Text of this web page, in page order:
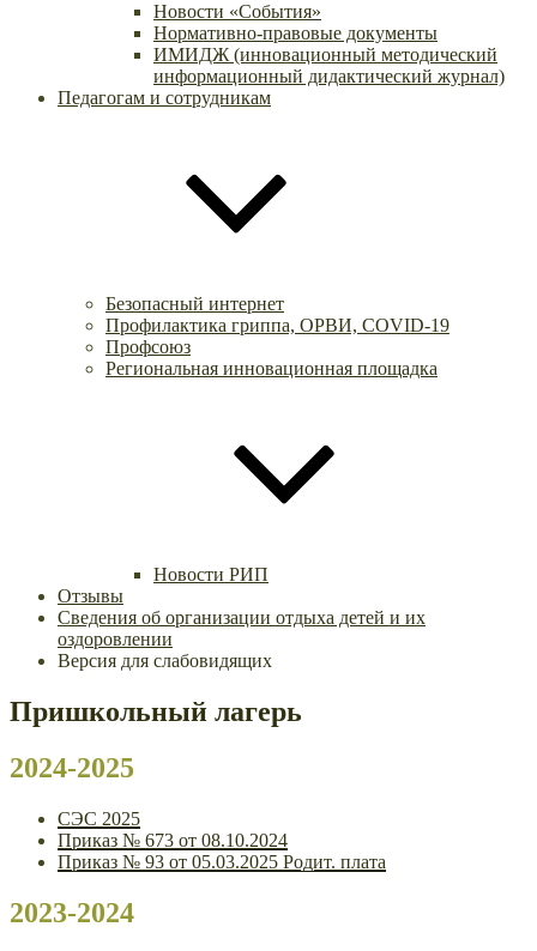
Новости «События»
Нормативно-правовые документы
ИМИДЖ (инновационный методический
информационный дидактический журнал)
Педагогам и сотрудникам
Безопасный интернет
Профилактика гриппа, ОРВИ, COVID-19
Профсоюз
Региональная инновационная площадка
Новости РИП
Отзывы
Сведения об организации отдыха детей и их
оздоровлении
Версия для слабовидящих
Пришкольный лагерь
2024-2025
СЭС 2025
Приказ № 673 от 08.10.2024
Приказ № 93 от 05.03.2025 Родит. плата
2023-2024